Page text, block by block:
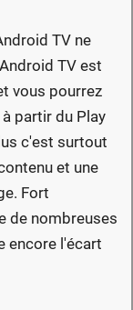
TV ne
TV est
vous pourrez
partir du Play
c'est surtout
et une
Fort
de nombreuses
encore l'écart